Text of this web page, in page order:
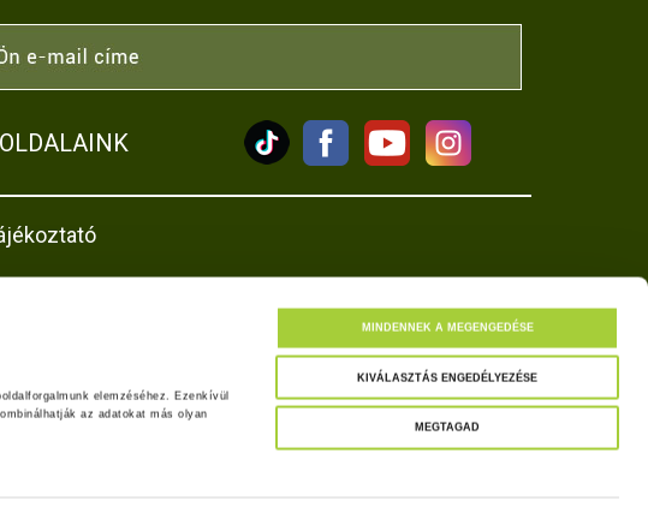
elemzéséhez. Ezenkívül
az adatokat más olyan
MINDENNEK A MEGENGEDÉSE
KIVÁLASZTÁS ENGEDÉLYEZÉSE
MEGTAGAD